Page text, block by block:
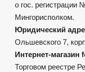
о гос. регистрации
Мингорисполком.
Юридический
Ольшевского 7,
Интернет-магазин
Торговом реестре